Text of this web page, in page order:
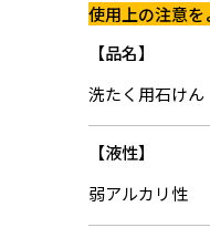
使用上の注意
品名
洗たく用石けん
液性
弱アルカリ性